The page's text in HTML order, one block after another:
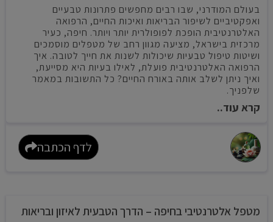
בעולם המודרני, שבו רבים מחפשים פתרונות טבעיים
ואפקטיביים לשיפור הבריאות ואיכות החיים, הרפואה
האלטרנטיבית הופכת לפופולרית יותר ויותר. חיפה, כעיר
מרכזית בישראל, מציעה מגוון רחב של מטפלים מוסמכים
ושיטות טיפול טבעיות שיכולות לשנות את חייך לטובה. איך
הרפואה האלטרנטיבית פועלת, לאילו בעיות היא מסייעת,
ואיך ניתן לשלב אותה באורח החיים? כל התשובות במאמר
שלפניך.
קרא עוד..
לדף הכתבה
מטפל אלטרנטיבי בחיפה – הדרך הטבעית לאיזון ובריאות